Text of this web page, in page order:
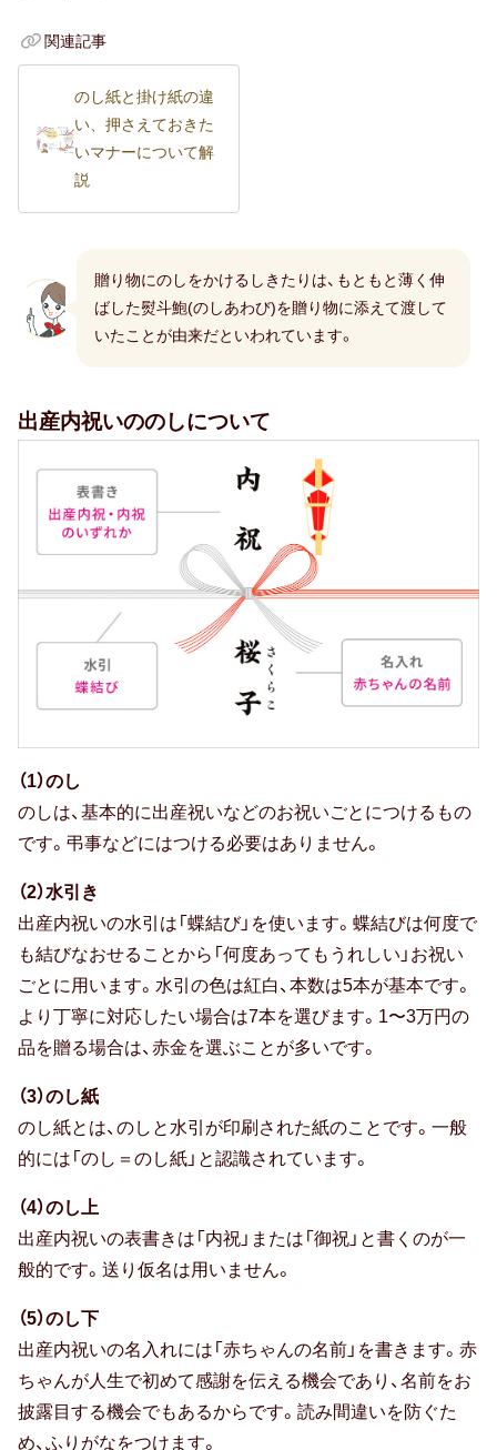
手土産・プチギフト
新築祝い
退院祝い
金婚式
季節のギフト
カード式
七夕
バレンタイン
ハロウィン
おせち
お中元
暑中・残暑見舞い
お歳暮
父の日
ひな祭り
こどもの日
関連記事
のし紙と掛け紙の違
い、押さえておきた
いマナーについて解
説
贈り物にのしをかけるしきたりは、もともと薄く伸
ばした熨斗鮑(のしあわび)を贈り物に添えて渡して
いたことが由来だといわれています。
出産内祝いののしについて
（1）のし
のしは、基本的に出産祝いなどのお祝いごとにつけるもの
です。弔事などにはつける必要はありません。
（2）水引き
出産内祝いの水引は「蝶結び」を使います。蝶結びは何度で
も結びなおせることから「何度あってもうれしい」お祝い
ごとに用います。水引の色は紅白、本数は5本が基本です。
より丁寧に対応したい場合は7本を選びます。1〜3万円の
品を贈る場合は、赤金を選ぶことが多いです。
（3）のし紙
のし紙とは、のしと水引が印刷された紙のことです。一般
的には「のし＝のし紙」と認識されています。
（4）のし上
出産内祝いの表書きは「内祝」または「御祝」と書くのが一
般的です。送り仮名は用いません。
（5）のし下
出産内祝いの名入れには「赤ちゃんの名前」を書きます。赤
ちゃんが人生で初めて感謝を伝える機会であり、名前をお
披露目する機会でもあるからです。読み間違いを防ぐた
め、ふりがなをつけます。